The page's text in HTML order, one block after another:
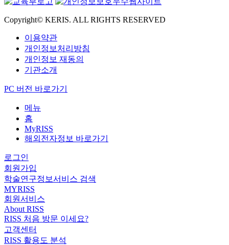
Copyright© KERIS. ALL RIGHTS RESERVED
이용약관
개인정보처리방침
개인정보 재동의
기관소개
PC 버전 바로가기
메뉴
홈
MyRISS
해외전자정보 바로가기
로그인
회원가입
학술연구정보서비스 검색
MYRISS
회원서비스
About RISS
RISS 처음 방문 이세요?
고객센터
RISS 활용도 분석